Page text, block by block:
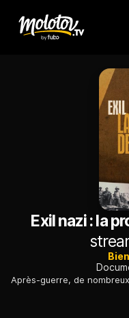
Exil nazi : la